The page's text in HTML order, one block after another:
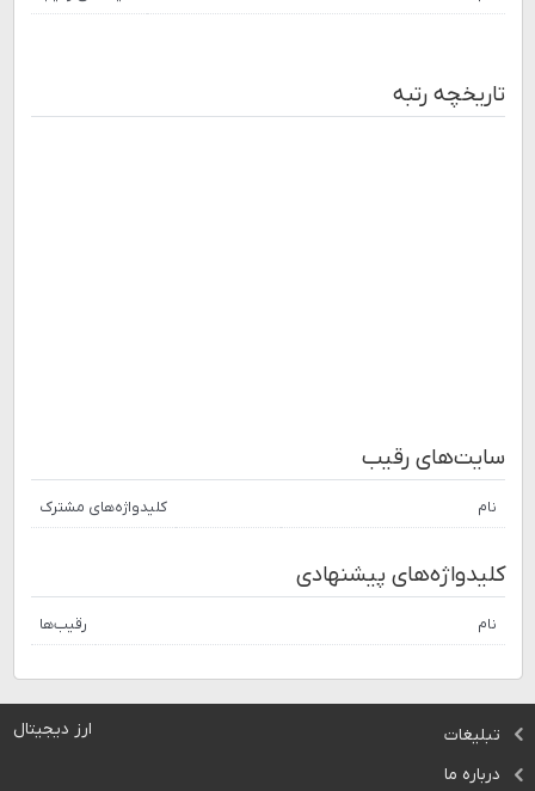
تاریخچه رتبه
سایت‌های رقیب
نام کلیدواژه‌های مشترک
کلیدواژه‌های پیشنهادی
نام رقیب‌ها
ارز دیجیتال
تبلیغات
درباره ما